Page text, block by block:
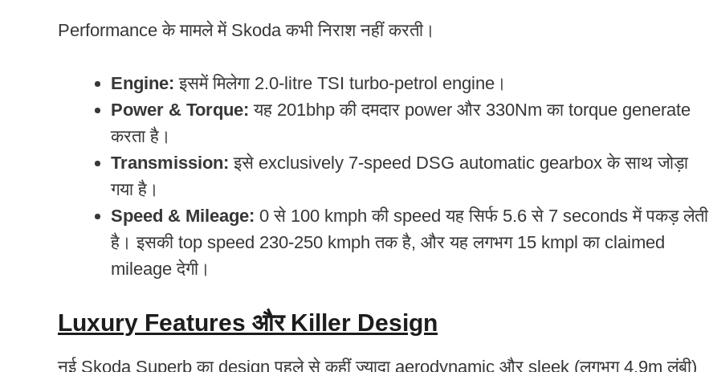
Performance के मामले में Skoda कभी निराश नहीं करती।
Engine: इसमें मिलेगा 2.0-litre TSI turbo-petrol engine।
Power & Torque: यह 201bhp की दमदार power और 330Nm का torque generate
करता है।
Transmission: इसे exclusively 7-speed DSG automatic gearbox के साथ जोड़ा
गया है।
Speed & Mileage: 0 से 100 kmph की speed यह सिर्फ 5.6 से 7 seconds में पकड़ लेती
है। इसकी top speed 230-250 kmph तक है, और यह लगभग 15 kmpl का claimed
mileage देगी।
Luxury Features और Killer Design
नई Skoda Superb का design पहले से कहीं ज्यादा aerodynamic और sleek (लगभग 4.9m लंबी)